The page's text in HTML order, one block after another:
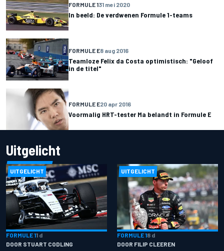
FORMULE 131 mei 2020
In beeld: De verdwenen Formule 1-teams
FORMULE E8 aug 2016
Teamloze Felix da Costa optimistisch: "Geloof
in de titel"
FORMULE E20 apr 2016
Voormalig HRT-tester Ma belandt in Formule E
Uitgelicht
UITGELICHT
FORMULE 11 d
DOOR STUART CODLING
UITGELICHT
FORMULE 18 d
DOOR FILIP CLEEREN